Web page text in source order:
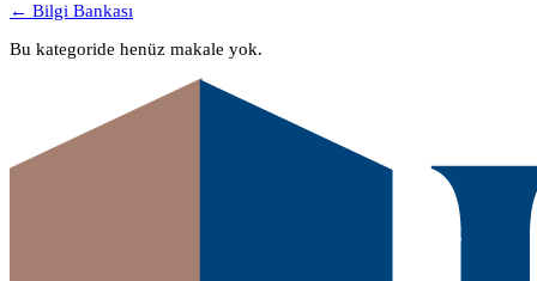
← Bilgi Bankası
Bu kategoride henüz makale yok.